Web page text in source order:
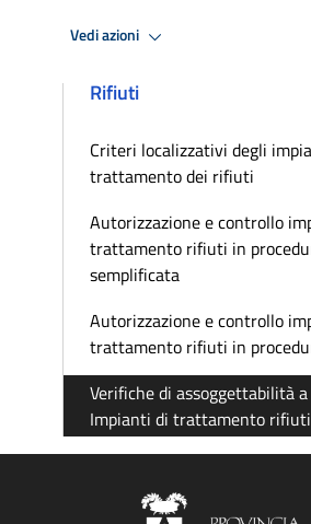
Vedi azioni
Rifiuti
Criteri localizzativi degli
trattamento dei rifiuti
Autorizzazione e controllo
trattamento rifiuti in
semplificata
Autorizzazione e controllo
trattamento rifiuti in
Verifiche di assoggettabilità a
Impianti di trattamento rifiuti